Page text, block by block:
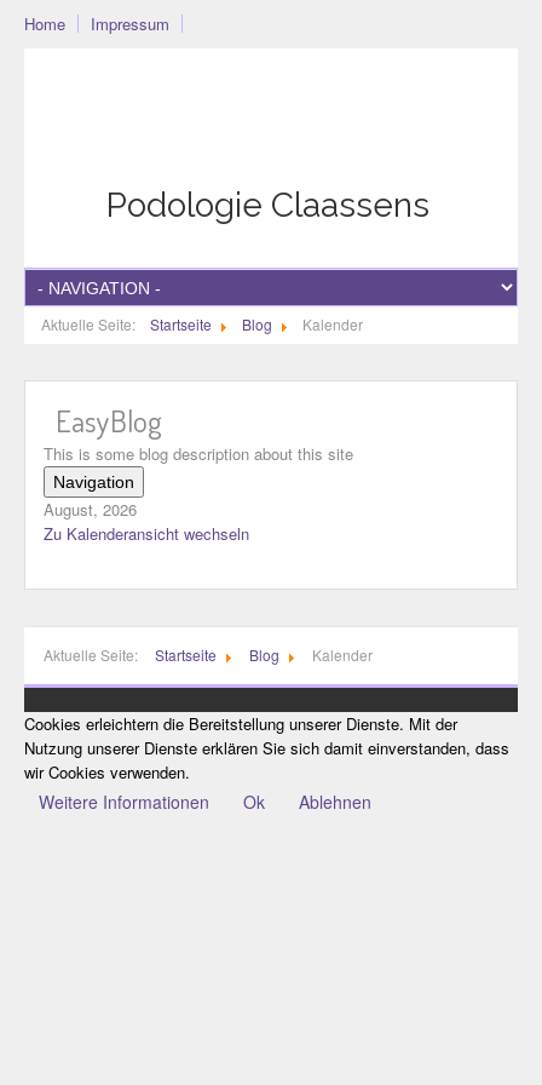
Home Impressum
Podologie Claassens
Aktuelle Seite: Startseite Blog Kalender
EasyBlog
This is some blog description about this site
Navigation
Home
Kategorien
Kalender
Updates abonnieren
Feed abonnieren
August, 2026
Zu Kalenderansicht wechseln
Aktuelle Seite: Startseite Blog Kalender
Cookies erleichtern die Bereitstellung unserer Dienste. Mit der
Nutzung unserer Dienste erklären Sie sich damit einverstanden, dass
wir Cookies verwenden.
Weitere Informationen Ok Ablehnen